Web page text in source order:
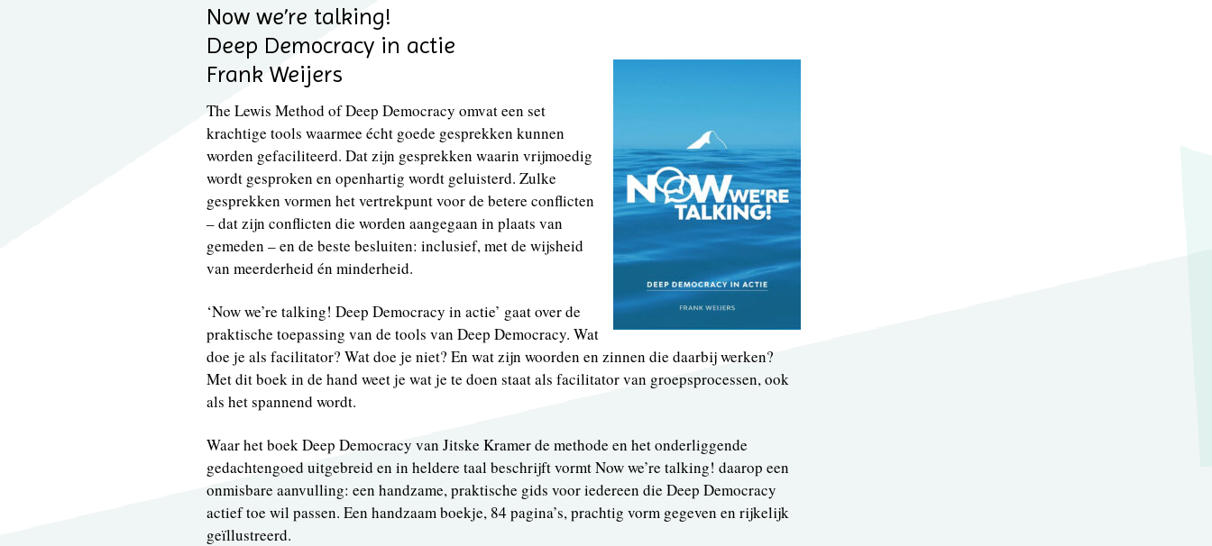
Now we’re talking!
Deep Democracy in actie
Frank Weijers
The Lewis Method of Deep Democracy omvat een set
krachtige tools waarmee écht goede gesprekken kunnen
worden gefaciliteerd. Dat zijn gesprekken waarin vrijmoedig
wordt gesproken en openhartig wordt geluisterd. Zulke
gesprekken vormen het vertrekpunt voor de betere conflicten
– dat zijn conflicten die worden aangegaan in plaats van
gemeden – en de beste besluiten: inclusief, met de wijsheid
van meerderheid én minderheid.
‘Now we’re talking! Deep Democracy in actie’ gaat over de
praktische toepassing van de tools van Deep Democracy. Wat
doe je als facilitator? Wat doe je niet? En wat zijn woorden en zinnen die daarbij werken?
Met dit boek in de hand weet je wat je te doen staat als facilitator van groepsprocessen, ook
als het spannend wordt.
Waar het boek Deep Democracy van Jitske Kramer de methode en het onderliggende
gedachtengoed uitgebreid en in heldere taal beschrijft vormt Now we’re talking! daarop een
onmisbare aanvulling: een handzame, praktische gids voor iedereen die Deep Democracy
actief toe wil passen. Een handzaam boekje, 84 pagina’s, prachtig vorm gegeven en rijkelijk
geïllustreerd.